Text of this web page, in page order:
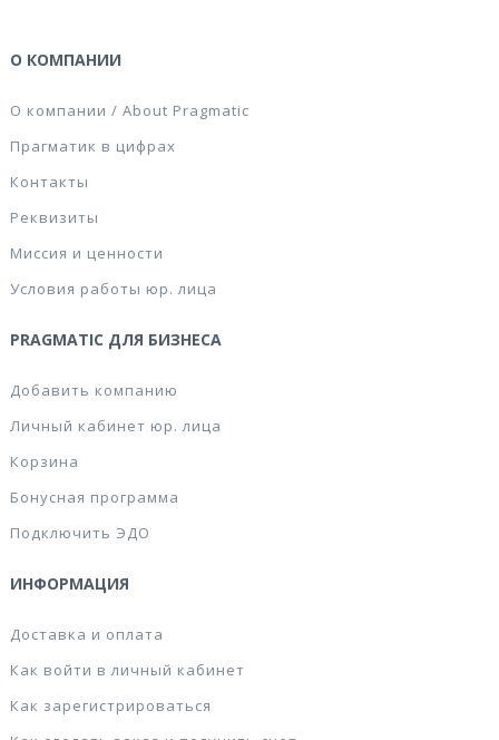
О КОМПАНИИ
О компании / About Pragmatic
Прагматик в цифрах
Контакты
Реквизиты
Миссия и ценности
Условия работы юр. лица
PRAGMATIC ДЛЯ БИЗНЕСА
Добавить компанию
Личный кабинет юр. лица
Корзина
Бонусная программа
Подключить ЭДО
ИНФОРМАЦИЯ
Доставка и оплата
Как войти в личный кабинет
Как зарегистрироваться